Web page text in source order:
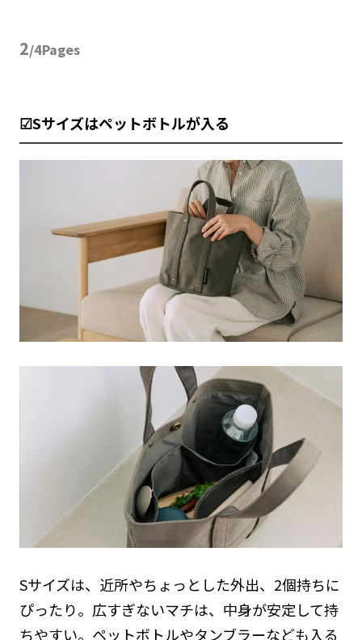
2/4Pages
☑Sサイズはペットボトルが入る
Sサイズは、近所やちょっとした外出、2個持ちに
ぴったり。広すぎないマチは、中身が安定して持
ちやすい。ペットボトルやタンブラーなども入る